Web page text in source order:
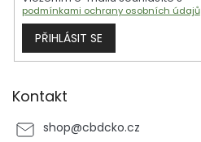
podmínkami ochrany osobních údajů
PŘIHLÁSIT SE
Kontakt
shop@cbdcko.cz